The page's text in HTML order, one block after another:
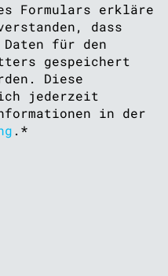
Formulars erkläre
dass
Daten für den
gespeichert
Diese
jederzeit
in der
. *